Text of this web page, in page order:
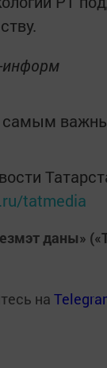
информ
самым
tatmedia
даны»
на